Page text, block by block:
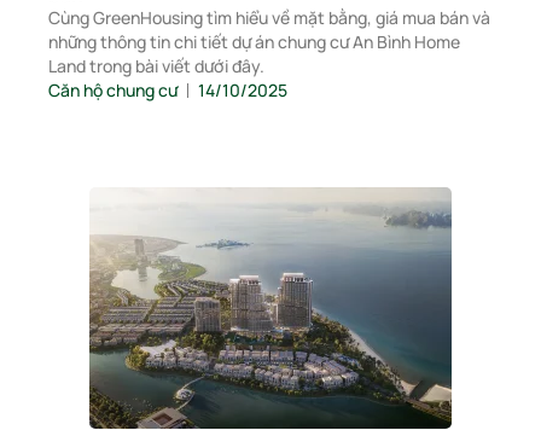
Cùng GreenHousing tìm hiểu về mặt bằng, giá mua bán và
những thông tin chi tiết dự án chung cư An Bình Home
Land trong bài viết dưới đây.
Căn hộ chung cư
14/10/2025